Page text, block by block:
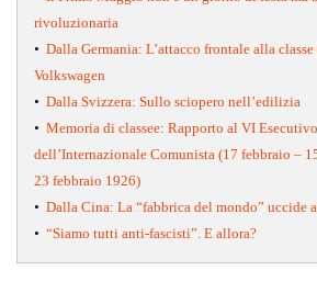
rivoluzionaria
• Dalla Germania: L’attacco frontale alla
Volkswagen
• Dalla Svizzera: Sullo sciopero nell’edilizia
• Memoria di classee: Rapporto al VI
dell’Internazionale Comunista (17 febbraio –
23 febbraio 1926)
• Dalla Cina: La “fabbrica del mondo” uccide
• “Siamo tutti anti-fascisti”. E allora?